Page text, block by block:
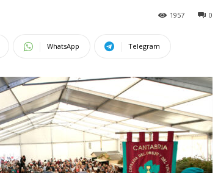
0
1957
WhatsApp Telegram